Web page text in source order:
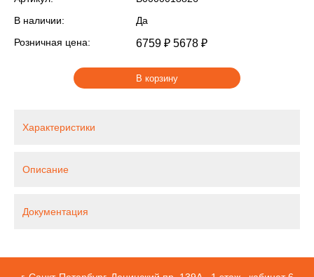
В наличии:
Да
Розничная цена:
6759 ₽ 5678 ₽
В корзину
Характеристики
Описание
Документация